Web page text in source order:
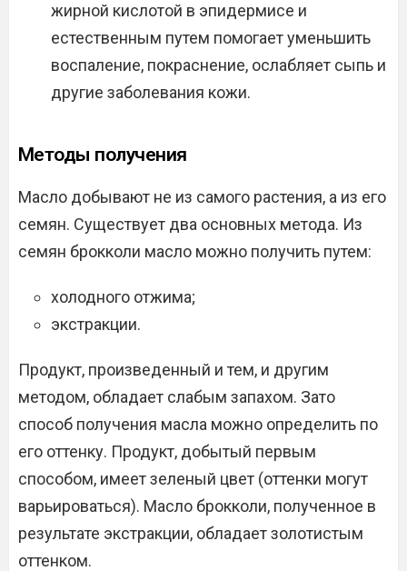
жирной кислотой в эпидермисе и
естественным путем помогает уменьшить
воспаление, покраснение, ослабляет сыпь и
другие заболевания кожи.
Методы получения
Масло добывают не из самого растения, а из его
семян. Существует два основных метода. Из
семян брокколи масло можно получить путем:
холодного отжима;
экстракции.
Продукт, произведенный и тем, и другим
методом, обладает слабым запахом. Зато
способ получения масла можно определить по
его оттенку. Продукт, добытый первым
способом, имеет зеленый цвет (оттенки могут
варьироваться). Масло брокколи, полученное в
результате экстракции, обладает золотистым
оттенком.